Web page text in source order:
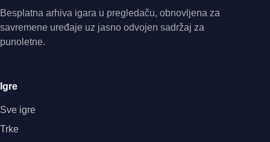
Besplatna arhiva igara u pregledaču, obnovljena za
savremene uređaje uz jasno odvojen sadržaj za
punoletne.
Igre
Sve igre
Trke